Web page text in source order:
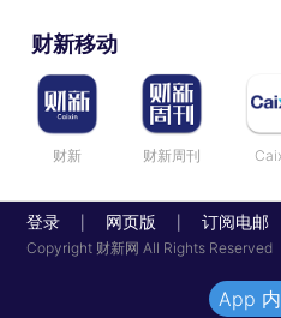
财新移动
财新 财新周刊
登录 网页版 订阅电邮
Copyright 财新网 All Rights Reserved
App